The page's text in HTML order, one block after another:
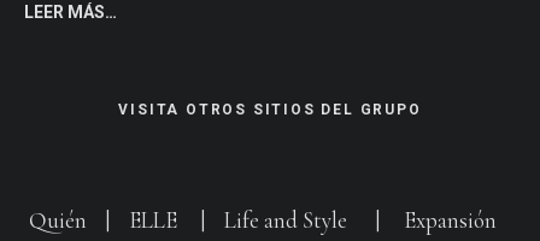
LEER MÁS…
VISITA OTROS SITIOS DEL GRUPO
Quién ELLE Life and Style
Expansión